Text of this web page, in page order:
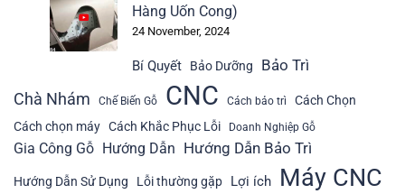
Hàng Uốn Cong)
24 November, 2024
Bí Quyết Bảo Dưỡng
Bảo Trì
Chà Nhám
Chế Biến Gỗ CNC Cách bảo trì
Cách Chọn
Cách chọn máy Cách Khắc Phục Lỗi Doanh Nghiệp Gỗ
Gia Công Gỗ Hướng Dẫn Hướng Dẫn Bảo Trì
Hướng Dẫn Sử Dụng Lỗi thường gặp Lợi ích Máy CNC